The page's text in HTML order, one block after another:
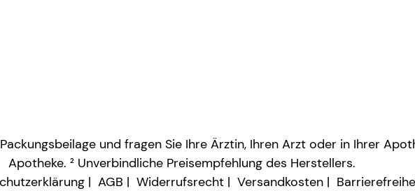
und fragen Sie Ihre Ärztin, Ihren Arzt oder in Ihrer
Apotheke. ² Unverbindliche Preisempfehlung des Herstellers.
AGB Widerrufsrecht Versandkosten